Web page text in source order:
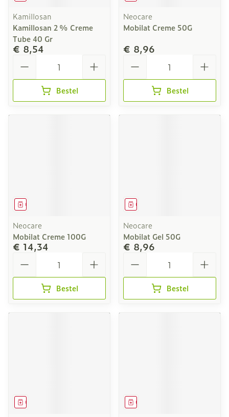
Kamillosan
Kamillosan 2 % Creme
Tube 40 Gr
€ 8,54
Bestel
Neocare
Mobilat Creme 50G
€ 8,96
Bestel
Geneesmiddel
Neocare
Mobilat Creme 100G
€ 14,34
Bestel
Geneesmiddel
Neocare
Mobilat Gel 50G
€ 8,96
Bestel
Geneesmiddel Geneesmiddel